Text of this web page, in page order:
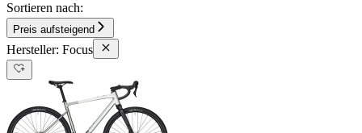
Sortieren nach:
Preis aufsteigend
Hersteller: Focus